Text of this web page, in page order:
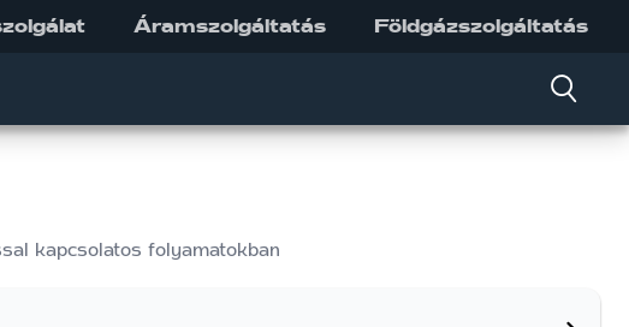
Áramszolgáltatás Földgázszolgáltatás
kapcsolatos folyamatokban